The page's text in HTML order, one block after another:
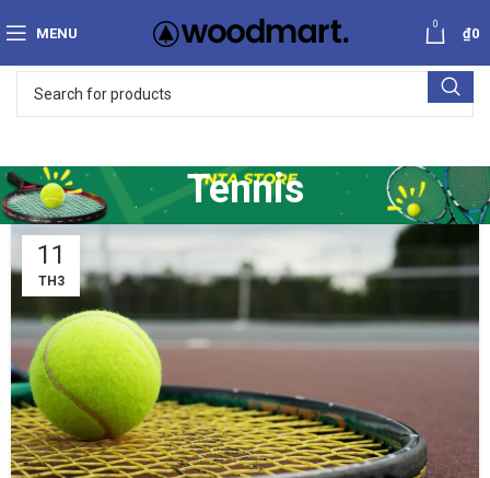
MENU
0
₫0
Tennis
11
TH3